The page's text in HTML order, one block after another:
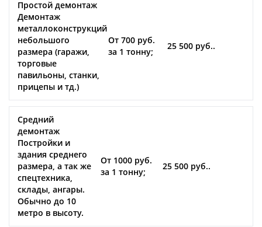
Простой демонтаж
Демонтаж
металлоконструкций
небольшого
размера (гаражи,
торговые
павильоны, станки,
прицепы и тд.)
От 700 руб.
за 1 тонну;
25 500 руб..
Средний
демонтаж
Постройки и
здания среднего
размера, а так же
спецтехника,
склады, ангары.
Обычно до 10
метро в высоту.
От 1000 руб.
за 1 тонну;
25 500 руб..